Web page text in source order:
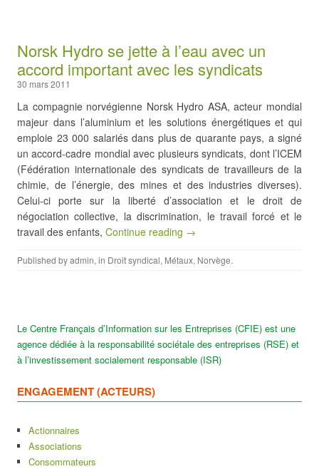
Norsk Hydro se jette à l’eau avec un
accord important avec les syndicats
30 mars 2011
La compagnie norvégienne Norsk Hydro ASA, acteur mondial
majeur dans l’aluminium et les solutions énergétiques et qui
emploie 23 000 salariés dans plus de quarante pays, a signé
un accord-cadre mondial avec plusieurs syndicats, dont l’ICEM
(Fédération internationale des syndicats de travailleurs de la
chimie, de l’énergie, des mines et des industries diverses).
Celui-ci porte sur la liberté d’association et le droit de
négociation collective, la discrimination, le travail forcé et le
travail des enfants, Continue reading →
Published byadmin, in Droit syndical, Métaux, Norvège.
Le Centre Français d’Information sur les Entreprises (CFIE) est une
agence dédiée à la responsabilité sociétale des entreprises (RSE) et
à l’investissement socialement responsable (ISR)
ENGAGEMENT (ACTEURS)
Actionnaires
Associations
Consommateurs